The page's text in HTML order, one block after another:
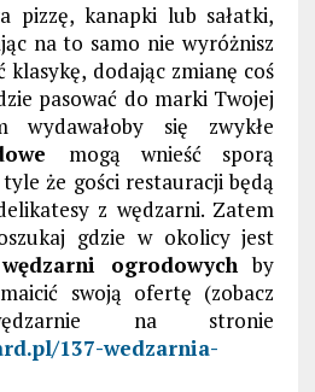
pizzę, kanapki lub sałatki,
na to samo nie wyróżnisz
klasykę, dodając zmianę coś
pasować do marki Twojej
wydawałoby się zwykłe
mogą wnieść sporą
że gości restauracji będą
z wędzarni. Zatem
gdzie w okolicy jest
ogrodowychby
swoją ofertę (zobacz
na stronie
137-wedzarnia-